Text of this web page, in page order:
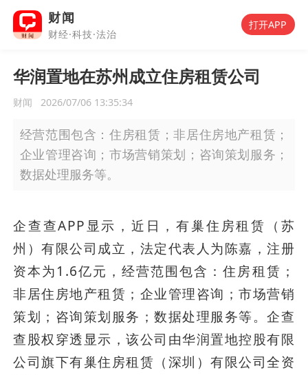
财闻
财经·科技·法治
打开APP
华润置地在苏州成立住房租赁公司
财闻 2026/07/06 13:35:34
经营范围包含：住房租赁；非居住房地产租赁；
企业管理咨询；市场营销策划；咨询策划服务；
数据处理服务等。
企查查APP显示，近日，有巢住房租赁（苏
州）有限公司成立，法定代表人为陈嘉，注册
资本为1.6亿元，经营范围包含：住房租赁；
非居住房地产租赁；企业管理咨询；市场营销
策划；咨询策划服务；数据处理服务等。企查
查股权穿透显示，该公司由华润置地控股有限
公司旗下有巢住房租赁（深圳）有限公司全资